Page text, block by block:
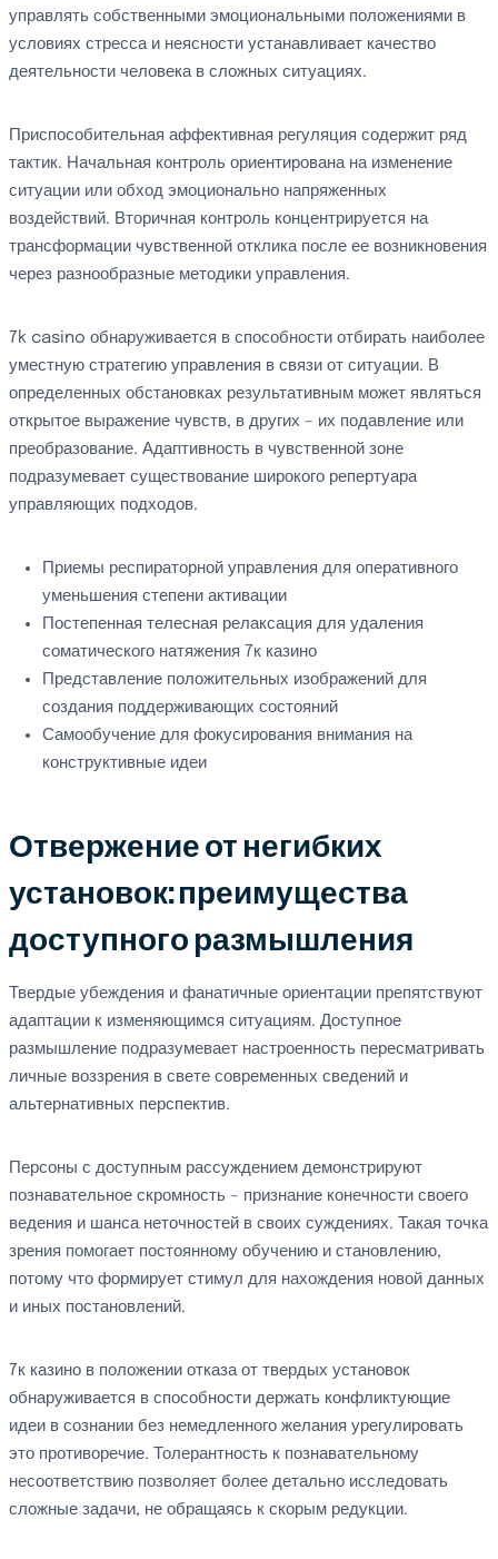
управлять собственными эмоциональными положениями в
условиях стресса и неясности устанавливает качество
деятельности человека в сложных ситуациях.
Приспособительная аффективная регуляция содержит ряд
тактик. Начальная контроль ориентирована на изменение
ситуации или обход эмоционально напряженных
воздействий. Вторичная контроль концентрируется на
трансформации чувственной отклика после ее возникновения
через разнообразные методики управления.
7k casino обнаруживается в способности отбирать наиболее
уместную стратегию управления в связи от ситуации. В
определенных обстановках результативным может являться
открытое выражение чувств, в других – их подавление или
преобразование. Адаптивность в чувственной зоне
подразумевает существование широкого репертуара
управляющих подходов.
Приемы респираторной управления для оперативного
уменьшения степени активации
Постепенная телесная релаксация для удаления
соматического натяжения 7к казино
Представление положительных изображений для
создания поддерживающих состояний
Самообучение для фокусирования внимания на
конструктивные идеи
Отвержение от негибких
установок: преимущества
доступного размышления
Твердые убеждения и фанатичные ориентации препятствуют
адаптации к изменяющимся ситуациям. Доступное
размышление подразумевает настроенность пересматривать
личные воззрения в свете современных сведений и
альтернативных перспектив.
Персоны с доступным рассуждением демонстрируют
познавательное скромность – признание конечности своего
ведения и шанса неточностей в своих суждениях. Такая точка
зрения помогает постоянному обучению и становлению,
потому что формирует стимул для нахождения новой данных
и иных постановлений.
7к казино в положении отказа от твердых установок
обнаруживается в способности держать конфликтующие
идеи в сознании без немедленного желания урегулировать
это противоречие. Толерантность к познавательному
несоответствию позволяет более детально исследовать
сложные задачи, не обращаясь к скорым редукции.